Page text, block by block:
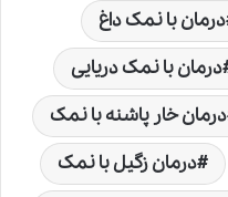
درمان با نمک داغ
درمان با نمک دریایی
درمان خار پاشنه با نمک
درمان زگیل با نمک